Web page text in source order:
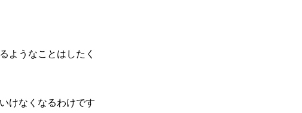
ようなことはしたく
けなくなるわけです